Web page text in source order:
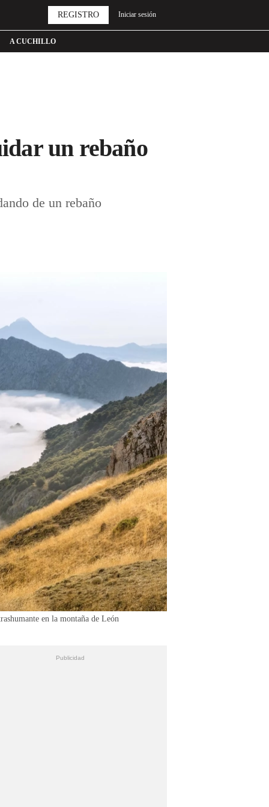
A CUCHILLO
REGISTRO Iniciar sesión
un rebaño
de un rebaño
en la montaña de León